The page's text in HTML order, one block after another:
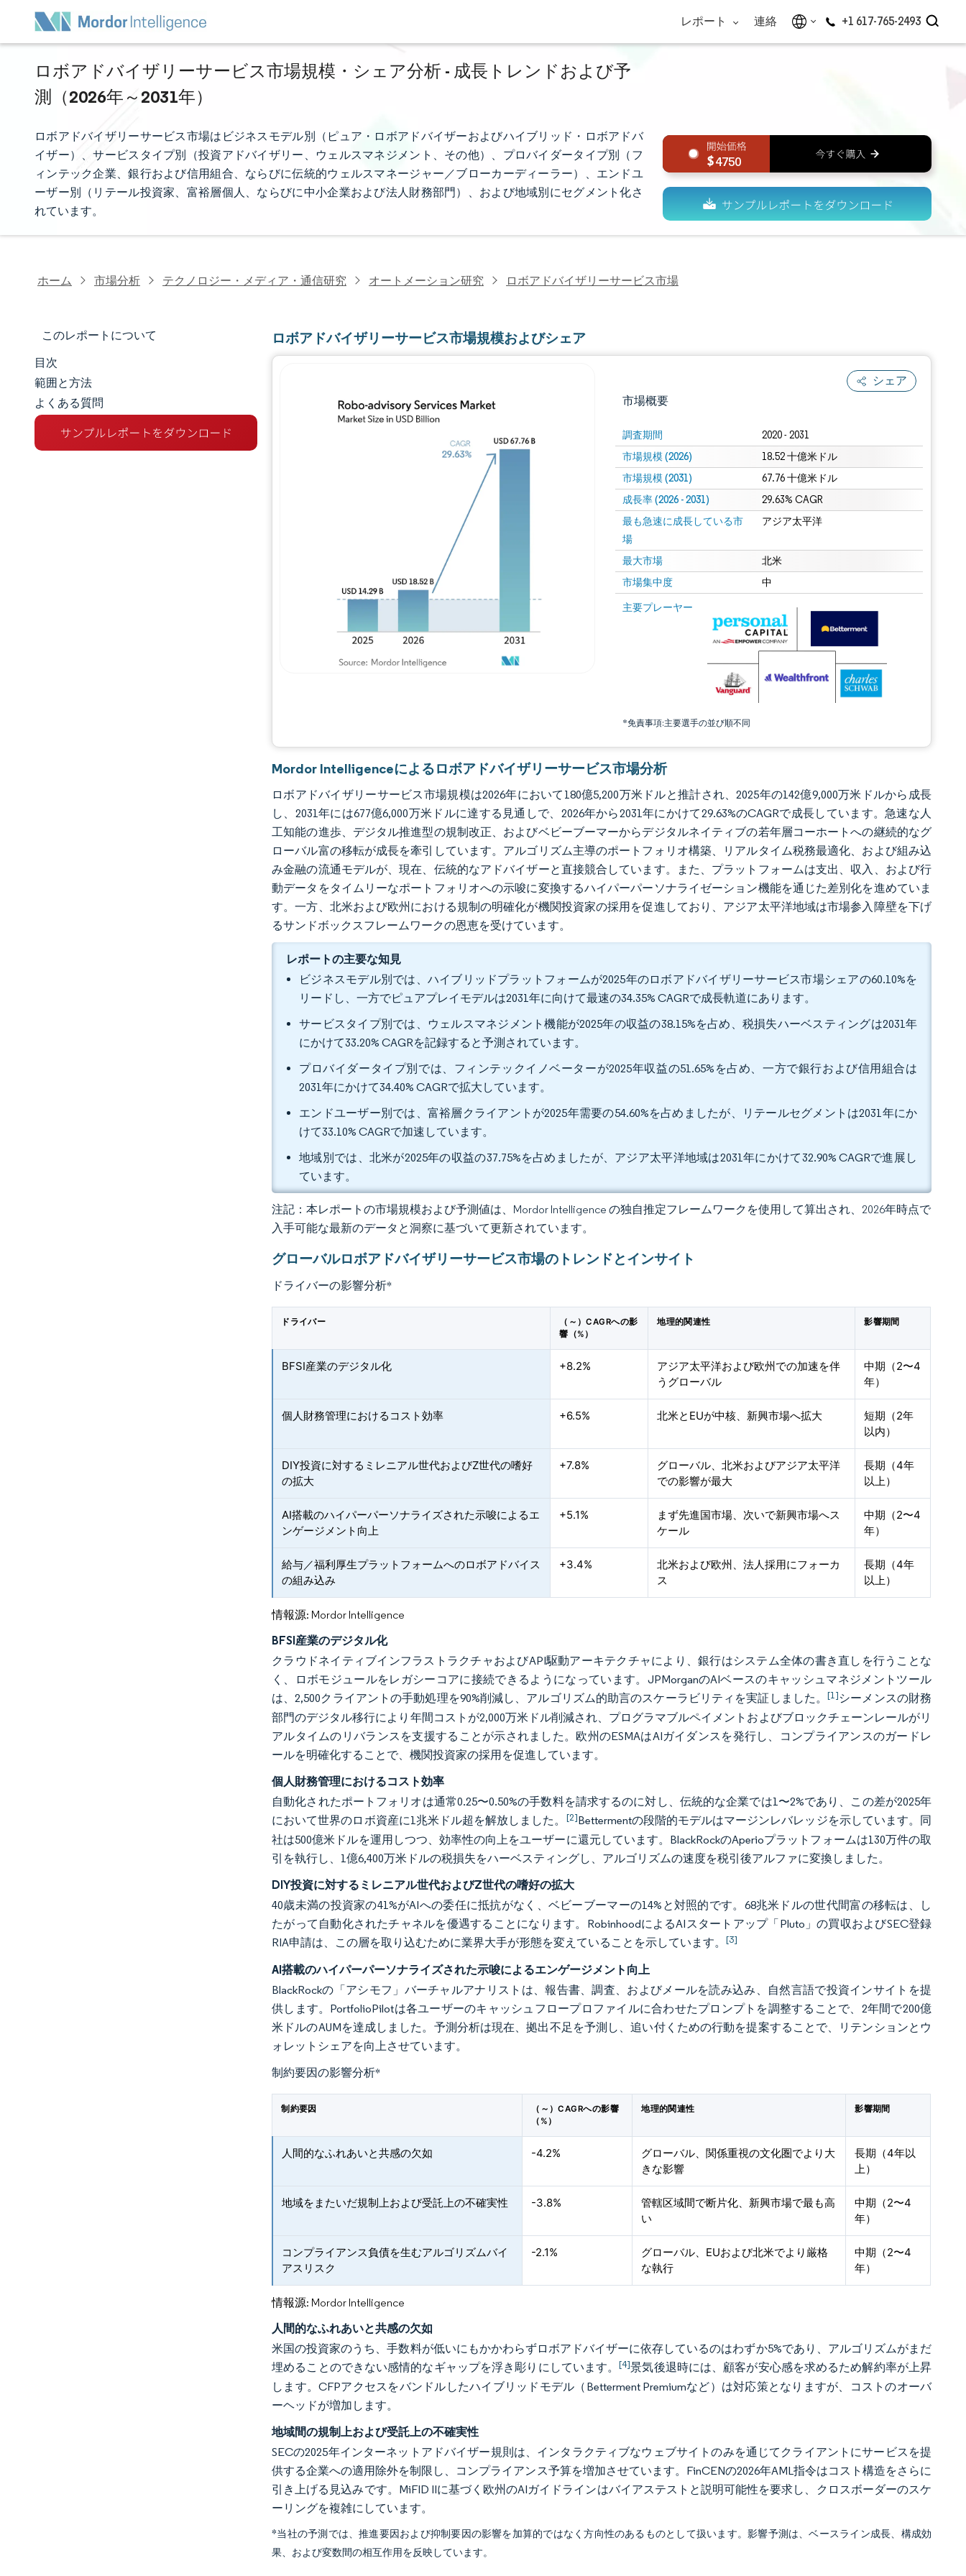
レポート 連絡 +1 617-765-2493
ロボアドバイザリーサービス市場規模・シェア分析 - 成長トレンドおよび予
測（2026年～2031年）
ロボアドバイザリーサービス市場はビジネスモデル別（ピュア・ロボアドバイザーおよびハイブリッド・ロボアドバ
イザー）、サービスタイプ別（投資アドバイザリー、ウェルスマネジメント、その他）、プロバイダータイプ別（フ
ィンテック企業、銀行および信用組合、ならびに伝統的ウェルスマネージャー／ブローカーディーラー）、エンドユ
ーザー別（リテール投資家、富裕層個人、ならびに中小企業および法人財務部門）、および地域別にセグメント化さ
れています。
4750
ホーム 市場分析 テクノロジー・メディア・通信研究 オートメーション研究 ロボアドバイザリーサービス市場
このレポートについて
市場規模とシェア
市場分析
トレンドとインサイト
目次
範囲と方法
よくある質問
ロボアドバイザリーサービス市場規模およびシェア
シェア
市場概要
調査期間 2020 - 2031
市場規模 (2026) 18.52 十億米ドル
市場規模 (2031) 67.76 十億米ドル
成長率 (2026 - 2031) 29.63% CAGR
最も急速に成長している市
場
アジア太平洋
最大市場 北米
市場集中度 中
主要プレーヤー
*免責事項:主要選手の並び順不同
画像 © Mordor Intelligence。再利用にはCC BY 4.0の表示が必要です。
画像 © Mordor Intelligence。再利用にはCC BY 4.0の表示が必要です。
Mordor Intelligenceによるロボアドバイザリーサービス市場分析
ロボアドバイザリーサービス市場規模は2026年において180億5,200万米ドルと推計され、2025年の142億9,000万米ドルから成長
し、2031年には677億6,000万米ドルに達する見通しで、2026年から2031年にかけて29.63%のCAGRで成長しています。急速な人
工知能の進歩、デジタル推進型の規制改正、およびベビーブーマーからデジタルネイティブの若年層コーホートへの継続的なグ
ローバル富の移転が成長を牽引しています。アルゴリズム主導のポートフォリオ構築、リアルタイム税務最適化、および組み込
み金融の流通モデルが、現在、伝統的なアドバイザーと直接競合しています。また、プラットフォームは支出、収入、および行
動データをタイムリーなポートフォリオへの示唆に変換するハイパーパーソナライゼーション機能を通じた差別化を進めていま
す。一方、北米および欧州における規制の明確化が機関投資家の採用を促進しており、アジア太平洋地域は市場参入障壁を下げ
るサンドボックスフレームワークの恩恵を受けています。
レポートの主要な知見
ビジネスモデル別では、ハイブリッドプラットフォームが2025年のロボアドバイザリーサービス市場シェアの60.10%を
リードし、一方でピュアプレイモデルは2031年に向けて最速の34.35% CAGRで成長軌道にあります。
サービスタイプ別では、ウェルスマネジメント機能が2025年の収益の38.15%を占め、税損失ハーベスティングは2031年
にかけて33.20% CAGRを記録すると予測されています。
プロバイダータイプ別では、フィンテックイノベーターが2025年収益の51.65%を占め、一方で銀行および信用組合は
2031年にかけて34.40% CAGRで拡大しています。
エンドユーザー別では、富裕層クライアントが2025年需要の54.60%を占めましたが、リテールセグメントは2031年にか
けて33.10% CAGRで加速しています。
地域別では、北米が2025年の収益の37.75%を占めましたが、アジア太平洋地域は2031年にかけて32.90% CAGRで進展し
ています。
注記：本レポートの市場規模および予測値は、Mordor Intelligence の独自推定フレームワークを使用して算出され、2026年時点で
入手可能な最新のデータと洞察に基づいて更新されています。
グローバルロボアドバイザリーサービス市場のトレンドとインサイト
ドライバーの影響分析*
ドライバー
（～）CAGRへの影
響（%）
地理的関連性 影響期間
BFSI産業のデジタル化 +8.2%
アジア太平洋および欧州での加速を伴
うグローバル
中期（2〜4
年）
個人財務管理におけるコスト効率 +6.5% 北米とEUが中核、新興市場へ拡大
短期（2年
以内）
DIY投資に対するミレニアル世代およびZ世代の嗜好
の拡大
+7.8%
グローバル、北米およびアジア太平洋
での影響が最大
長期（4年
以上）
AI搭載のハイパーパーソナライズされた示唆によるエ
ンゲージメント向上
+5.1%
まず先進国市場、次いで新興市場へス
ケール
中期（2〜4
年）
給与／福利厚生プラットフォームへのロボアドバイス
の組み込み
+3.4%
北米および欧州、法人採用にフォーカ
ス
長期（4年
以上）
情報源: Mordor Intelligence
BFSI産業のデジタル化
クラウドネイティブインフラストラクチャおよびAPI駆動アーキテクチャにより、銀行はシステム全体の書き直しを行うことな
く、ロボモジュールをレガシーコアに接続できるようになっています。JPMorganのAIベースのキャッシュマネジメントツール
は、2,500クライアントの手動処理を90%削減し、アルゴリズム的助言のスケーラビリティを実証しました。[1]シーメンスの財務
部門のデジタル移行により年間コストが2,000万米ドル削減され、プログラマブルペイメントおよびブロックチェーンレールがリ
アルタイムのリバランスを支援することが示されました。欧州のESMAはAIガイダンスを発行し、コンプライアンスのガードレ
ールを明確化することで、機関投資家の採用を促進しています。
個人財務管理におけるコスト効率
自動化されたポートフォリオは通常0.25〜0.50%の手数料を請求するのに対し、伝統的な企業では1〜2%であり、この差が2025年
において世界のロボ資産に1兆米ドル超を解放しました。 [2]Bettermentの段階的モデルはマージンレバレッジを示しています。同
社は500億米ドルを運用しつつ、効率性の向上をユーザーに還元しています。BlackRockのAperioプラットフォームは130万件の取
引を執行し、1億6,400万米ドルの税損失をハーベスティングし、アルゴリズムの速度を税引後アルファに変換しました。
DIY投資に対するミレニアル世代およびZ世代の嗜好の拡大
40歳未満の投資家の41%がAIへの委任に抵抗がなく、ベビーブーマーの14%と対照的です。68兆米ドルの世代間富の移転は、し
たがって自動化されたチャネルを優遇することになります。RobinhoodによるAIスタートアップ「Pluto」の買収およびSEC登録
RIA申請は、この層を取り込むために業界大手が形態を変えていることを示しています。[3]
AI搭載のハイパーパーソナライズされた示唆によるエンゲージメント向上
BlackRockの「アシモフ」バーチャルアナリストは、報告書、調査、およびメールを読み込み、自然言語で投資インサイトを提
供します。PortfolioPilotは各ユーザーのキャッシュフロープロファイルに合わせたプロンプトを調整することで、2年間で200億
米ドルのAUMを達成しました。予測分析は現在、拠出不足を予測し、追い付くための行動を提案することで、リテンションとウ
ォレットシェアを向上させています。
制約要因の影響分析*
制約要因
（～）CAGRへの影響
（%）
地理的関連性 影響期間
人間的なふれあいと共感の欠如 -4.2%
グローバル、関係重視の文化圏でより大
きな影響
長期（4年以
上）
地域をまたいだ規制上および受託上の不確実性 -3.8%
管轄区域間で断片化、新興市場で最も高
い
中期（2〜4
年）
コンプライアンス負債を生むアルゴリズムバイ
アスリスク
-2.1%
グローバル、EUおよび北米でより厳格
な執行
中期（2〜4
年）
情報源: Mordor Intelligence
人間的なふれあいと共感の欠如
米国の投資家のうち、手数料が低いにもかかわらずロボアドバイザーに依存しているのはわずか5%であり、アルゴリズムがまだ
埋めることのできない感情的なギャップを浮き彫りにしています。[4]景気後退時には、顧客が安心感を求めるため解約率が上昇
します。CFPアクセスをバンドルしたハイブリッドモデル（Betterment Premiumなど）は対応策となりますが、コストのオーバ
ーヘッドが増加します。
地域間の規制上および受託上の不確実性
SECの2025年インターネットアドバイザー規則は、インタラクティブなウェブサイトのみを通じてクライアントにサービスを提
供する企業への適用除外を制限し、コンプライアンス予算を増加させています。FinCENの2026年AML指令はコスト構造をさらに
引き上げる見込みです。MiFID IIに基づく欧州のAIガイドラインはバイアステストと説明可能性を要求し、クロスボーダーのスケ
ーリングを複雑にしています。
*当社の予測では、推進要因および抑制要因の影響を加算的ではなく方向性のあるものとして扱います。影響予測は、ベースライン成長、構成効
果、および変数間の相互作用を反映しています。